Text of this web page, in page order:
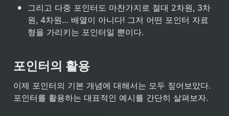
•
그리고 다중 포인터도 마찬가지로 절대 2차원, 3차
원, 4차원… 배열이 아니다! 그저 어떤 포인터 자료
형을 가리키는 포인터일 뿐이다.
포인터의 활용
이제 포인터의 기본 개념에 대해서는 모두 짚어보았다.
포인터를 활용하는 대표적인 예시를 간단히 살펴보자.